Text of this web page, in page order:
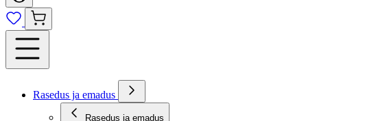
Rasedus ja emadus
Rasedus ja emadus